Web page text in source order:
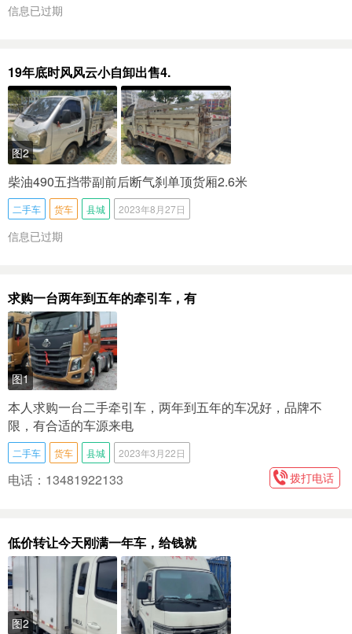
信息已过期
19年底时风风云小自卸出售4.
图2
柴油490五挡带副前后断气刹单顶货厢2.6米
二手车 货车 县城 2023年8月27日
信息已过期
求购一台两年到五年的牵引车，有
图1
本人求购一台二手牵引车，两年到五年的车况好，品牌不
限，有合适的车源来电
二手车 货车 县城 2023年3月22日
电话：13481922133 拨打电话
低价转让今天刚满一年车，给钱就
图2